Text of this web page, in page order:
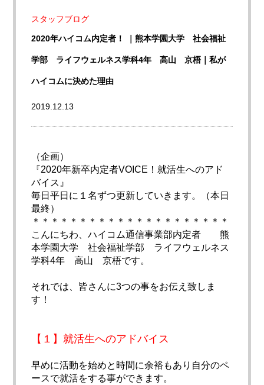
スタッフブログ
2020年ハイコム内定者！ ｜熊本学園大学 社会福祉
学部 ライフウェルネス学科4年 高山 京梧｜私が
ハイコムに決めた理由
2019.12.13
（企画）
『2020年新卒内定者VOICE！就活生へのアド
バイス』
毎日平日に１名ずつ更新していきます。（本日
最終）
＊＊＊＊＊＊＊＊＊＊＊＊＊＊＊＊＊＊＊＊＊
こんにちわ、ハイコム通信事業部内定者 熊
本学園大学 社会福祉学部 ライフウェルネス
学科4年 高山 京梧です。
それでは、皆さんに3つの事をお伝え致しま
す！
【１】就活生へのアドバイス
早めに活動を始めと時間に余裕もあり自分のペ
ースで就活をする事ができます。